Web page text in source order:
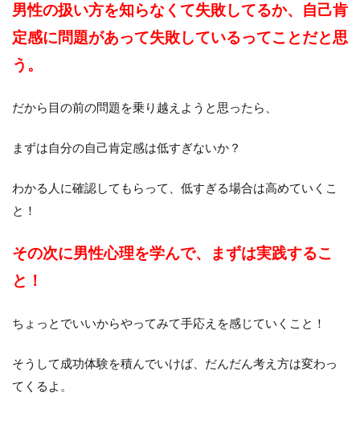
男性の扱い方を知らなくて失敗してるか、自己肯
定感に問題があって失敗しているってことだと思
う。
だから目の前の問題を乗り越えようと思ったら、
まずは自分の自己肯定感は低すぎないか？
わかる人に確認してもらって、低すぎる場合は高めていくこ
と！
その次に男性心理を学んで、まずは実践するこ
と！
ちょっとでいいからやってみて手応えを感じていくこと！
そうして成功体験を積んでいけば、だんだん考え方は変わっ
てくるよ。